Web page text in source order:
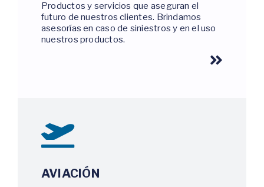
Productos y servicios que aseguran el
futuro de nuestros clientes. Brindamos
asesorías en caso de siniestros y en el uso
nuestros productos.
AVIACIÓN